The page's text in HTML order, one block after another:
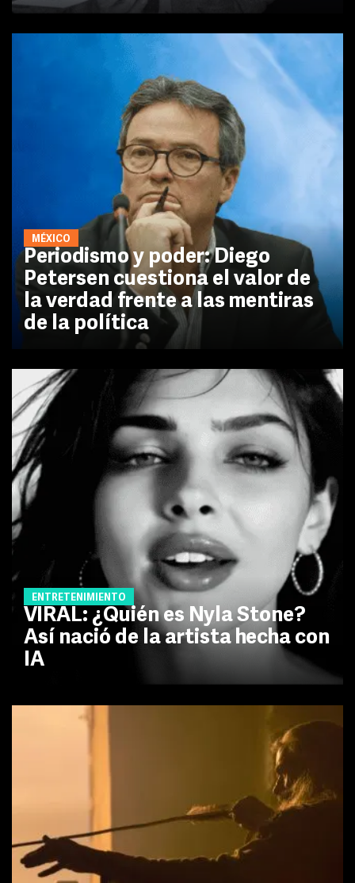
MÉXICO
Periodismo y poder: Diego
Petersen cuestiona el valor de
la verdad frente a las mentiras
de la política
ENTRETENIMIENTO
VIRAL: ¿Quién es Nyla Stone?
Así nació de la artista hecha con
IA